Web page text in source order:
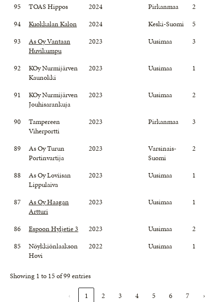
95 TOAS Hippos 2024 Pirkanmaa
2
94
Kuokkalan Kalon 2024 Keski-Suomi
5
93
As Oy Vantaan
Huvikumpu
2023 Uusimaa 3
92
KOy Nurmijärven
Kaunokki
2023 Uusimaa 1
91
KOy Nurmijärven
Jouhisarankuja
2023 Uusimaa 2
90
Tampereen
Viherportti
2023 Pirkanmaa 3
89
As Oy Turun
Portinvartija
2023
Varsinais-
Suomi
2
88
As Oy Loviisan
Lippulaiva
2023 Uusimaa 1
87
As Oy Haagan
Artturi
2023 Uusimaa 1
86 Espoon Hyljetie 3 2023 Uusimaa
2
85
Nöykkiönlaakson
Hovi
2022 Uusimaa 1
Showing 1 to 15 of 99 entries
‹ 1 2 3 4 5 6 7 ›